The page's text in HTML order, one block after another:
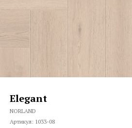
Elegant
NORLAND
Артикул: 1033-08